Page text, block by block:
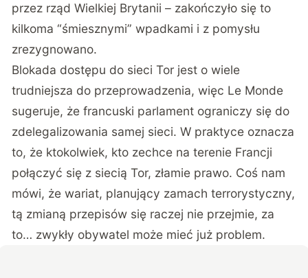
przez rząd Wielkiej Brytanii – zakończyło się to
kilkoma “śmiesznymi” wpadkami i z pomysłu
zrezygnowano.
Blokada dostępu do sieci Tor jest o wiele
trudniejsza do przeprowadzenia, więc Le Monde
sugeruje, że francuski parlament ograniczy się do
zdelegalizowania samej sieci. W praktyce oznacza
to, że ktokolwiek, kto zechce na terenie Francji
połączyć się z siecią Tor, złamie prawo. Coś nam
mówi, że wariat, planujący zamach terrorystyczny,
tą zmianą przepisów się raczej nie przejmie, za
to… zwykły obywatel może mieć już problem.